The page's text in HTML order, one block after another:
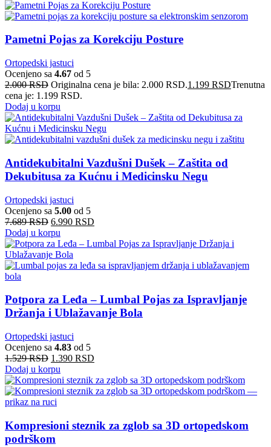
Pametni Pojas za Korekciju Posture
Ortopedski jastuci
Ocenjeno sa 4.67 od 5
2.000RSD Originalna cena je bila: 2.000 RSD.1.199 RSDTrenutna
cena je: 1.199 RSD.
Dodaj u korpu
Antidekubitalni Vazdušni Dušek – Zaštita od
Dekubitusa za Kućnu i Medicinsku Negu
Ortopedski jastuci
Ocenjeno sa 5.00 od 5
7.689RSD 6.990 RSD
Dodaj u korpu
Potpora za Leđa – Lumbal Pojas za Ispravljanje
Držanja i Ublažavanje Bola
Ortopedski jastuci
Ocenjeno sa 4.83 od 5
1.529RSD 1.390 RSD
Dodaj u korpu
Kompresioni steznik za zglob sa 3D ortopedskom
podrškom